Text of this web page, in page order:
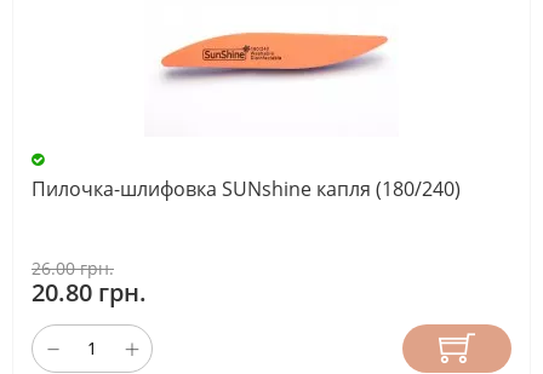
Пилочка-шлифовка SUNshine капля (180/240)
26.00 грн.
20.80 грн.